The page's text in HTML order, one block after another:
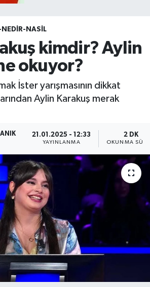
NEDIR-NASIL
kimdir? Aylin
okuyor?
İster yarışmasının dikkat
Aylin Karakuş merak
21.01.2025 - 12:33
YAYINLANMA
2 DK
OKUNMA